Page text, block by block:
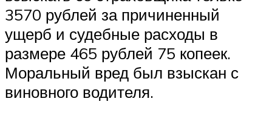
3570 рублей за причиненный
ущерб и судебные расходы в
размере 465 рублей 75 копеек.
Моральный вред был взыскан с
виновного водителя.